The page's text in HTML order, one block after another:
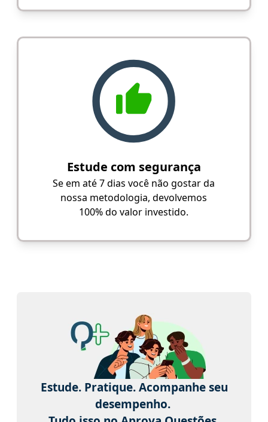
Estude com segurança
Se em até 7 dias você não gostar da
nossa metodologia, devolvemos
100% do valor investido.
Estude. Pratique. Acompanhe seu
desempenho.